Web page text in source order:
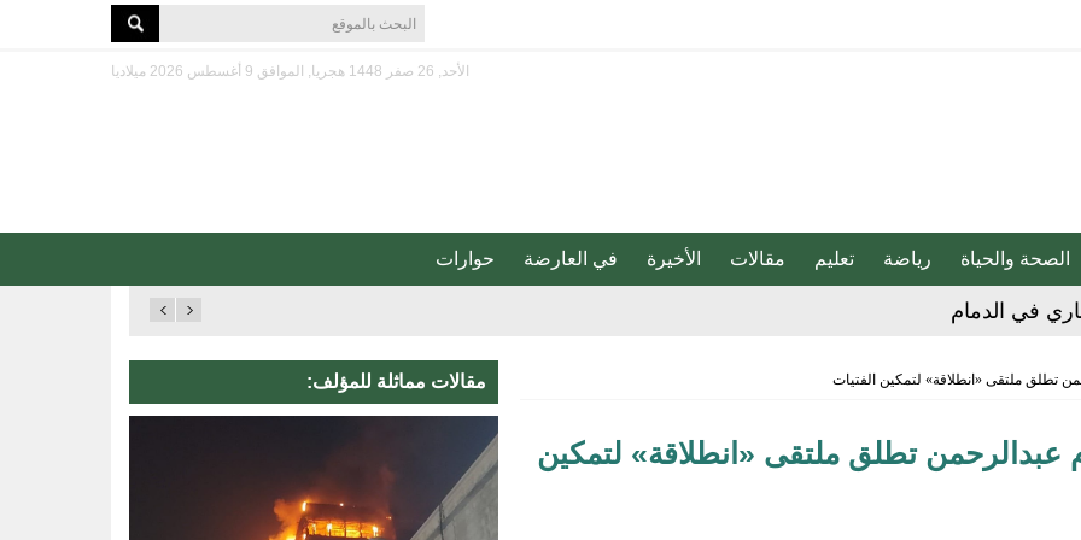
الأحد, 26 صفر 1448 هجريا, الموافق 9 أغسطس 2026 ميلاديا
الصحة والحياة رياضة تعليم مقالات الأخيرة في العارضة حوارات
في الدمام
تضمنه من إدانة للهجمات التي شنتها ميليشيا الحوثي
خطر الإصابة بالزهايمر بنسبة 40%
تطلق ملتقى «انطلاقة» لتمكين الفتيات
عبدالرحمن تطلق ملتقى «انطلاقة» لتمكين
مقالات مماثلة للمؤلف: